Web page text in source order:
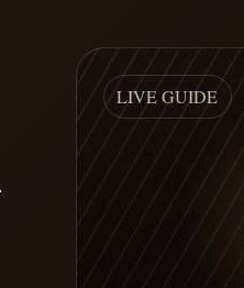
LIVE GUIDE